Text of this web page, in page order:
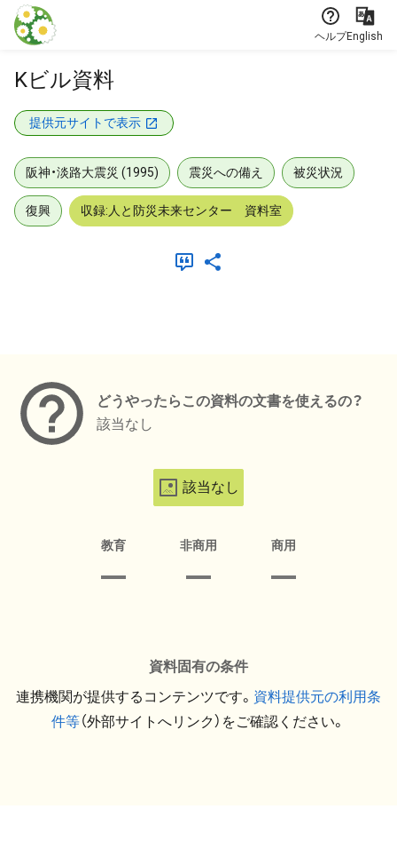
本文に飛ぶ
ヘルプEnglish
Kビル資料
提供元サイトで表示
阪神・淡路大震災 (1995) 震災への備え 被災状況
復興 収録:人と防災未来センター 資料室
どうやったらこの資料の文書を使えるの？
該当なし
該当なし
教育 非商用 商用
資料固有の条件
連携機関が提供するコンテンツです。 資料提供元の利用条
件等（外部サイトへリンク）をご確認ください。